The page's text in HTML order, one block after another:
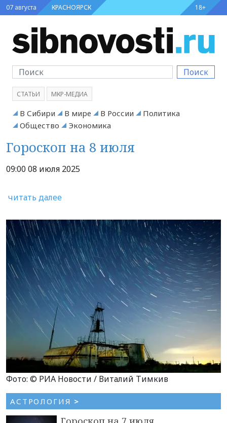
07 августа КРАСНОЯРСК 18+
Поиск
СТАТЬИ МКР-МЕДИА
В Сибири В мире В России
Политика
Общество
Экономика
Гороскоп на 8 июля
09:00 08 июля 2025
читать далее
Фото: © РИА Новости / Виталий Тимкив
АСТРОЛОГИЯ >